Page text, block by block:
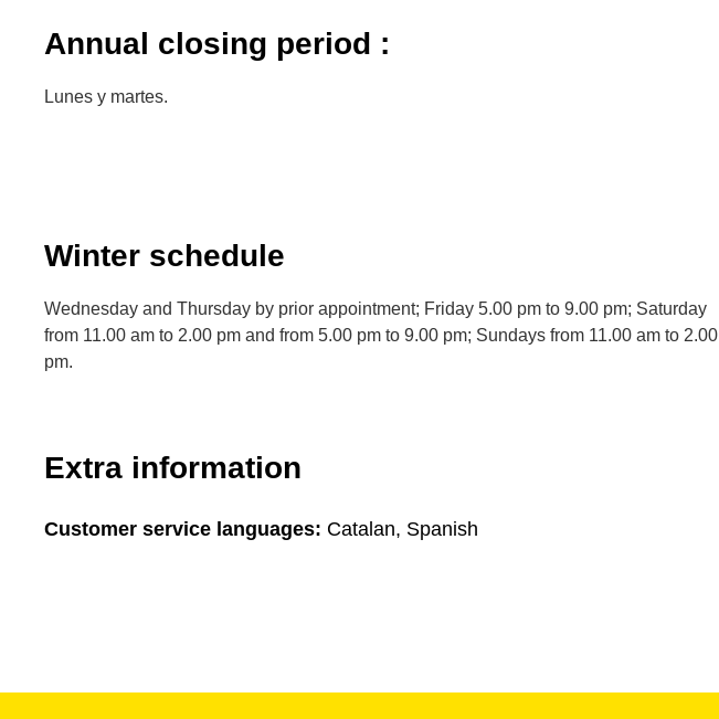
Annual closing period :
Lunes y martes.
Winter schedule
Wednesday and Thursday by prior appointment; Friday 5.00 pm to 9.00 pm; Saturday
from 11.00 am to 2.00 pm and from 5.00 pm to 9.00 pm; Sundays from 11.00 am to 2.00
pm.
Extra information
Customer service languages: Catalan, Spanish